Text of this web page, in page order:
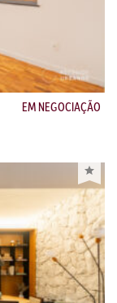
EM NEGOCIAÇÃO